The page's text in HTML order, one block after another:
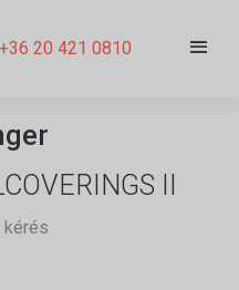
+36 20 421 0810
II
kérés